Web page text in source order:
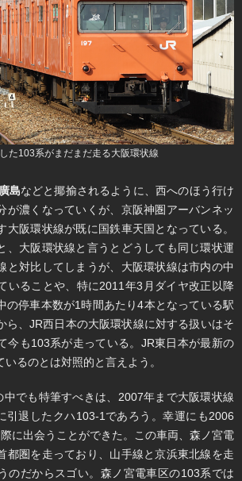
た103系がまだまだ走る大阪環状線
島などと揶揄されるように、西へのほう行け
が濃くなっていくが、京阪神圏アーバンネッ
大阪環状線が既に国鉄車天国となっている。
、大阪環状線と言うとどうしても同じ環状運
と対比してしまうが、大阪環状線は市内の中
いることや、特に2011年3月ダイヤ改正以降
の停車本数が1時間あたり4本となっている駅
ら、JR西日本の大阪環状線に対する扱いはそ
今も103系が走っている。JR東日本が最新の
るのとは対照的と言えよう。
中でも特筆すべきは、2007年まで大阪環状線
引退したクハ103-1であろう。幸運にも2006
に出会うことができた。この車両、森ノ宮電
都圏を走っており、山手線と京浜東北線を走
のだからスゴい。森ノ宮電車区の103系では